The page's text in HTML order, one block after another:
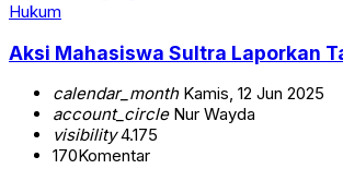
Hukum
Aksi Mahasiswa Sultra Laporkan
calendar_monthKamis, 12 Jun 2025
account_circleNur Wayda
visibility4.175
170Komentar